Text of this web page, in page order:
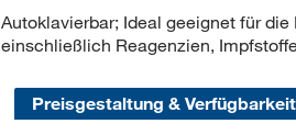
Autoklavierbar; Ideal geeignet für
einschließlich Reagenzien,
Preisgestaltung &